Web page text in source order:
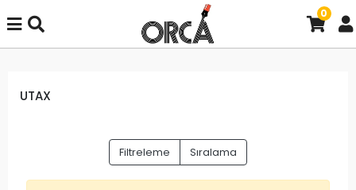
0
UTAX
Filtreleme Sıralama